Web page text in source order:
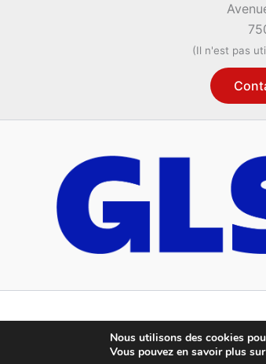
(Il n'est pas
Nous utilisons des cookies
Vous pouvez en savoir plus